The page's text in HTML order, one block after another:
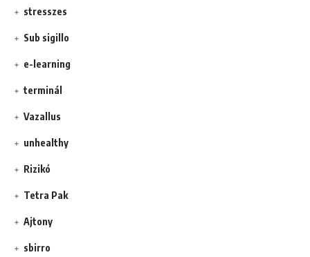
stresszes
Sub sigillo
e-learning
terminál
Vazallus
unhealthy
Rizikó
Tetra Pak
Ajtony
sbirro